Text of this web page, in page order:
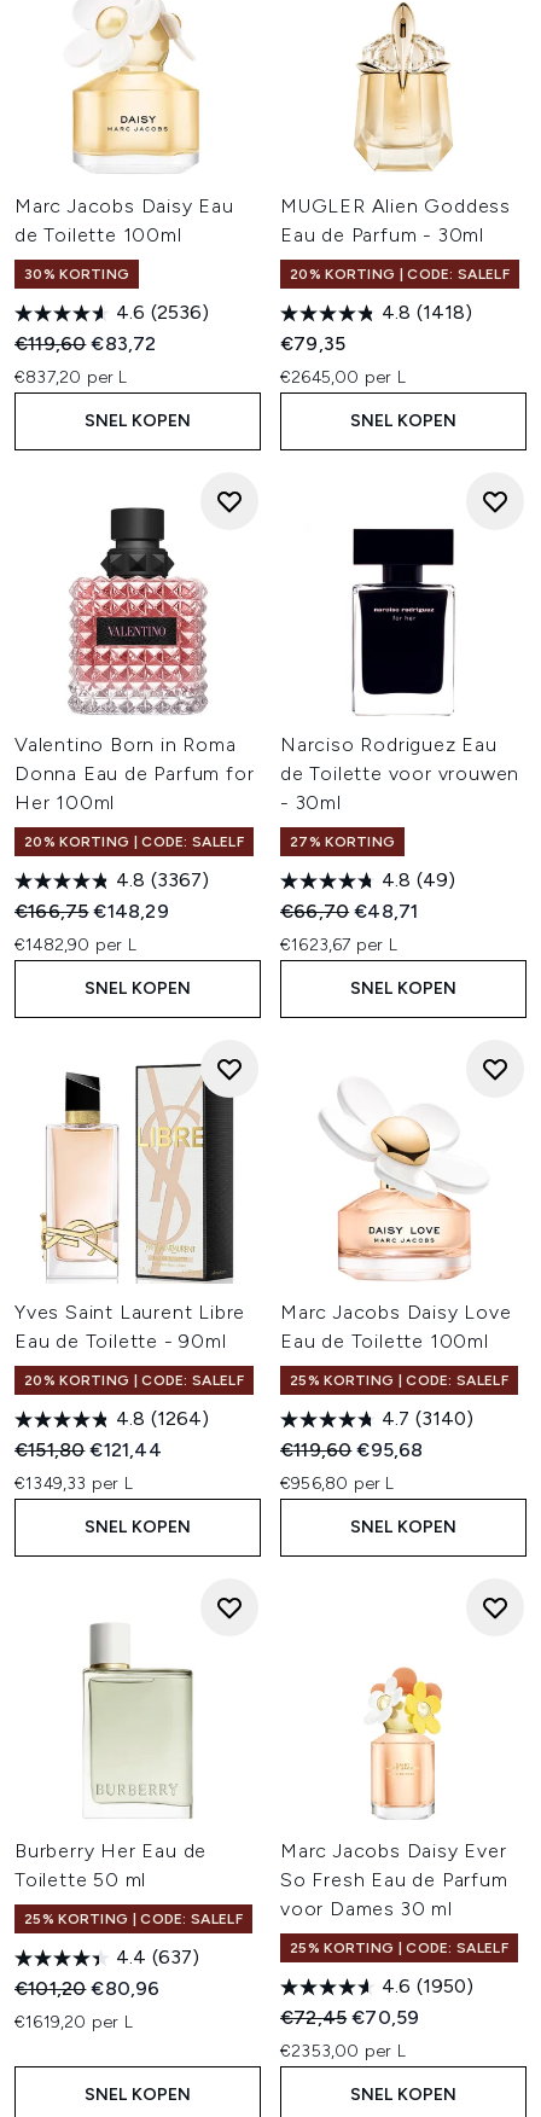
Marc Jacobs Daisy Eau
de Toilette 100ml
30% KORTING
4.6 (2536)
Recommended Retail Price:
€119,60Huidige prijs:
€83,72
€837,20 per L
SNEL KOPEN
MUGLER Alien Goddess
Eau de Parfum - 30ml
20% KORTING | CODE: SALELF
4.8 (1418)
€79,35
€2645,00 per L
SNEL KOPEN
Valentino Born in Roma
Donna Eau de Parfum for
Her 100ml
20% KORTING | CODE: SALELF
4.8 (3367)
Recommended Retail Price:
€166,75Huidige prijs:
€148,29
€1482,90 per L
SNEL KOPEN
Narciso Rodriguez Eau
de Toilette voor vrouwen
- 30ml
27% KORTING
4.8 (49)
Recommended Retail Price:
€66,70Huidige prijs:
€48,71
€1623,67 per L
SNEL KOPEN
Yves Saint Laurent Libre
Eau de Toilette - 90ml
20% KORTING | CODE: SALELF
4.8 (1264)
Recommended Retail Price:
€151,80Huidige prijs:
€121,44
€1349,33 per L
SNEL KOPEN
Marc Jacobs Daisy Love
Eau de Toilette 100ml
25% KORTING | CODE: SALELF
4.7 (3140)
Recommended Retail Price:
€119,60Huidige prijs:
€95,68
€956,80 per L
SNEL KOPEN
Burberry Her Eau de
Toilette 50 ml
25% KORTING | CODE: SALELF
4.4 (637)
Recommended Retail Price:
€101,20Huidige prijs:
€80,96
€1619,20 per L
SNEL KOPEN
Marc Jacobs Daisy Ever
So Fresh Eau de Parfum
voor Dames 30 ml
25% KORTING | CODE: SALELF
4.6 (1950)
Recommended Retail Price:
€72,45Huidige prijs:
€70,59
€2353,00 per L
SNEL KOPEN